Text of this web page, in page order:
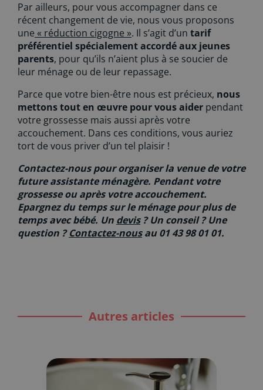
Par ailleurs, pour vous accompagner dans ce
récent changement de vie, nous vous proposons
une « réduction cigogne ». Il s’agit d’un tarif
préférentiel spécialement accordé aux jeunes
parents, pour qu’ils n’aient plus à se soucier de
leur ménage ou de leur repassage.
Parce que votre bien-être nous est précieux, nous
mettons tout en œuvre pour vous aider pendant
votre grossesse mais aussi après votre
accouchement. Dans ces conditions, vous auriez
tort de vous priver d’un tel plaisir !
Contactez-nous pour organiser la venue de votre
future assistante ménagère. Pendant votre
grossesse ou après votre accouchement.
Epargnez du temps sur le ménage pour plus de
temps avec bébé. Un devis? Un conseil ? Une
question ?Contactez-nousau 01 43 98 01 01.
Autres articles